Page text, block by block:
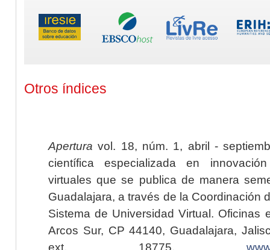
Otros índices
Apertura vol. 18, núm. 1, abril -
científica especializada en
virtuales que se publica de manera
Guadalajara, a través de la Coordinación
Sistema de Universidad Virtual. Oficinas
Arcos Sur, CP 44140, Guadalajara,
ext. 18775,